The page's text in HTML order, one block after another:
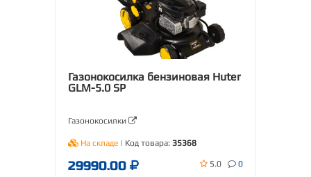
Газонокосилка бензиновая Huter
GLM-5.0 SP
Газонокосилки
На складе | Код товара: 35368
29990.00 5.0 0